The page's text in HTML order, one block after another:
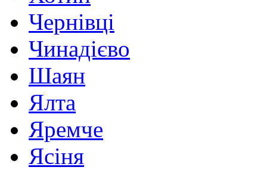
Чернівці
Чинадієво
Шаян
Ялта
Яремче
Ясіня